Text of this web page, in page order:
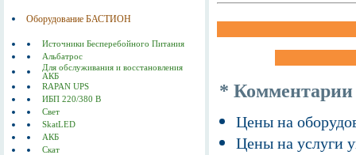
Оборудование БАСТИОН
Источники Бесперебойного Питания
Альбатрос
Для обслуживания и восстановления
АКБ
RAPAN UPS
ИБП 220/380 В
Свет
SkatLED
АКБ
Скат
* Комментарии
Цены на
Цены на услуги